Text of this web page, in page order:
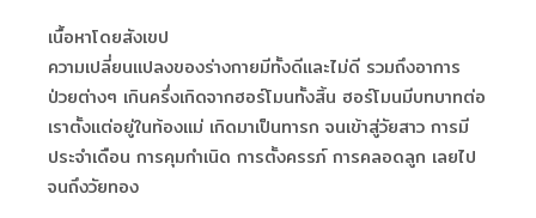
เนื้อหาโดยสังเขป
ความเปลี่ยนแปลงของร่างกายมีทั้งดีและไม่ดี รวมถึงอาการ
ป่วยต่างๆ เกินครึ่งเกิดจากฮอร์โมนทั้งสิ้น ฮอร์โมนมีบทบาทต่อ
เราตั้งแต่อยู่ในท้องแม่ เกิดมาเป็นทารก จนเข้าสู่วัยสาว การมี
ประจำเดือน การคุมกำเนิด การตั้งครรภ์ การคลอดลูก เลยไป
จนถึงวัยทอง